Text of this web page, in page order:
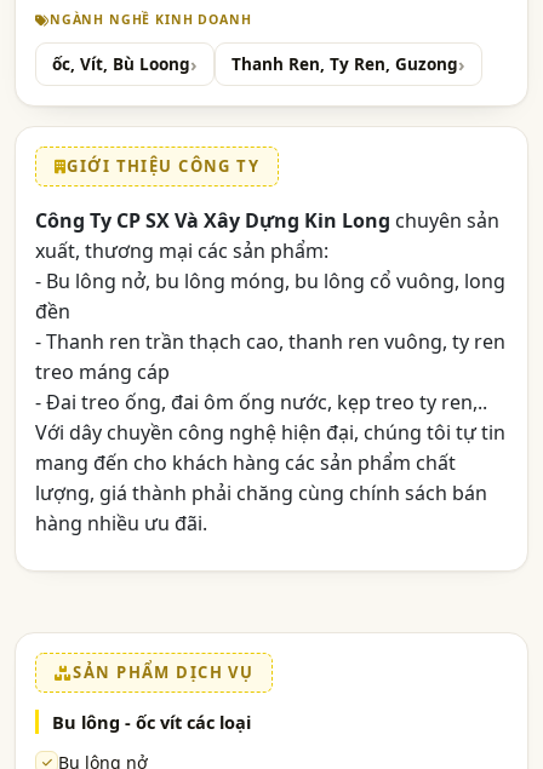
NGÀNH NGHỀ KINH DOANH
ốc, Vít, Bù Loong Thanh Ren, Ty Ren, Guzong
GIỚI THIỆU CÔNG TY
Công Ty CP SX Và Xây Dựng Kin Long chuyên sản
xuất, thương mại các sản phẩm:
- Bu lông nở, bu lông móng, bu lông cổ vuông, long
đền
- Thanh ren trần thạch cao, thanh ren vuông, ty ren
treo máng cáp
- Đai treo ống, đai ôm ống nước, kẹp treo ty ren,..
Với dây chuyền công nghệ hiện đại, chúng tôi tự tin
mang đến cho khách hàng các sản phẩm chất
lượng, giá thành phải chăng cùng chính sách bán
hàng nhiều ưu đãi.
SẢN PHẨM DỊCH VỤ
Bu lông - ốc vít các loại
Bu lông nở